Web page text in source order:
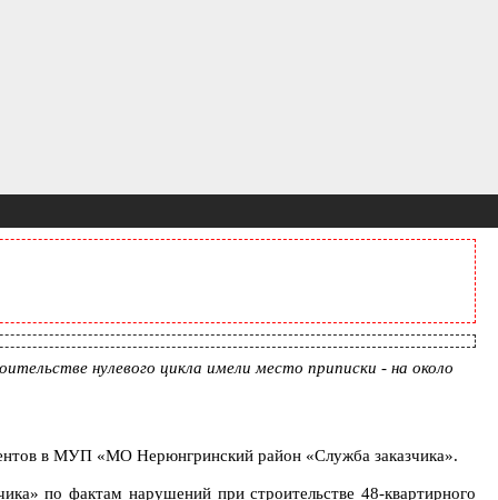
нулевого цикла имели место приписки - на около
в МУП «МО Нерюнгринский район «Служба заказчика».
по фактам нарушений при строительстве 48-квартирного